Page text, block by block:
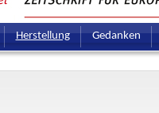
Herstellung Gedanken